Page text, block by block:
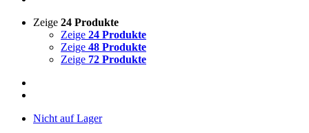
Zeige 24 Produkte
Zeige 24 Produkte
Zeige 48 Produkte
Zeige 72 Produkte
Nicht auf Lager